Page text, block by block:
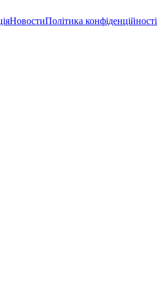
НовостиПолітика конфіденційності